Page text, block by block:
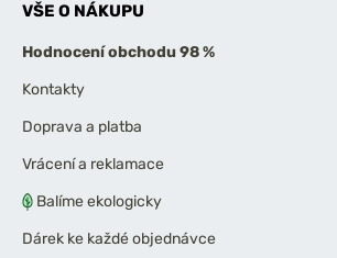
VŠE O NÁKUPU
Hodnocení obchodu 98 %
Kontakty
Doprava a platba
Vrácení a reklamace
Balíme ekologicky
Dárek ke každé objednávce